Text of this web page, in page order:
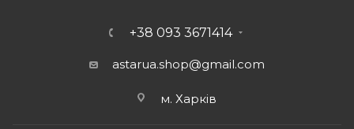
+38 093 3671414
astarua.shop@gmail.com
м. Харків